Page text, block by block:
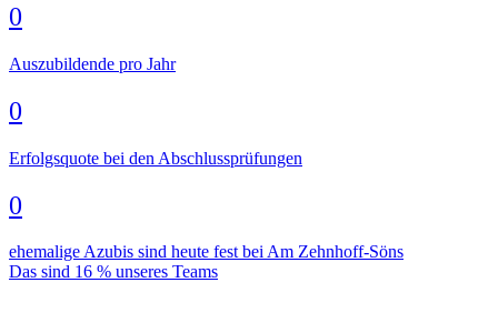
0
Auszubildende pro Jahr
0
Erfolgsquote bei den Abschlussprüfungen
0
ehemalige Azubis sind heute fest bei Am Zehnhoff-Söns
Das sind 16 % unseres Teams